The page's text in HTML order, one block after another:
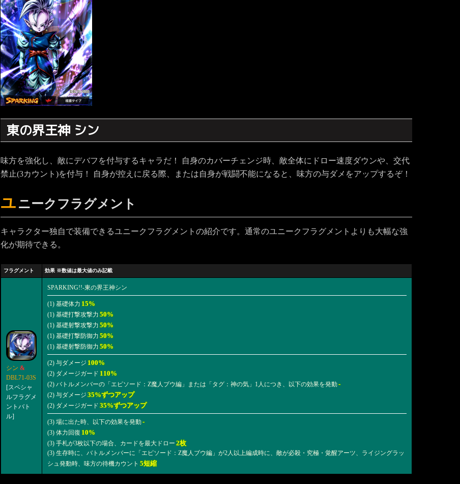
東の界王神 シン
味方を強化し、敵にデバフを付与するキャラだ！ 自身のカバーチェンジ時、敵全体にドロー速度ダウンや、交代
禁止(3カウント)を付与！ 自身が控えに戻る際、または自身が戦闘不能になると、味方の与ダメをアップするぞ！
ユ ニークフラグメント
キャラクター独自で装備できるユニークフラグメントの紹介です。通常のユニークフラグメントよりも大幅な強
化が期待できる。
フラグメント 効果 ※数値は最大値のみ記載
シン &
DBL71-03S
[スペシャ
ルフラグメ
ントバト
ル]
SPARKING!!-東の界王神シン
(1) 基礎体力 15%
(1) 基礎打撃攻撃力 50%
(1) 基礎射撃攻撃力 50%
(1) 基礎打撃防御力 50%
(1) 基礎射撃防御力 50%
(2) 与ダメージ 100%
(2) ダメージガード 110%
(2) バトルメンバーの「エピソード：Z魔人ブウ編」または「タグ：神の気」1人につき、以下の効果を発動‐
(2) 与ダメージ 35%ずつアップ
(2) ダメージガード 35%ずつアップ
(3) 場に出た時、以下の効果を発動‐
(3) 体力回復 10%
(3) 手札が3枚以下の場合、カードを最大ドロー 2枚
(3) 生存時に、バトルメンバーに「エピソード：Z魔人ブウ編」が2人以上編成時に、敵が必殺・究極・覚醒アーツ、ライジングラッ
シュ発動時、味方の待機カウント 5短縮